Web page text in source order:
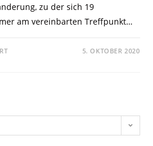
zu der sich 19
am vereinbarten Treffpunkt…
5. OKTOBER 2020